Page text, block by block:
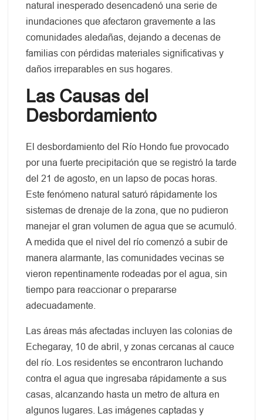
natural inesperado desencadenó una serie de
inundaciones que afectaron gravemente a las
comunidades aledañas, dejando a decenas de
familias con pérdidas materiales significativas y
daños irreparables en sus hogares.
Las Causas del
Desbordamiento
El desbordamiento del Río Hondo fue provocado
por una fuerte precipitación que se registró la tarde
del 21 de agosto, en un lapso de pocas horas.
Este fenómeno natural saturó rápidamente los
sistemas de drenaje de la zona, que no pudieron
manejar el gran volumen de agua que se acumuló.
A medida que el nivel del río comenzó a subir de
manera alarmante, las comunidades vecinas se
vieron repentinamente rodeadas por el agua, sin
tiempo para reaccionar o prepararse
adecuadamente.
Las áreas más afectadas incluyen las colonias de
Echegaray, 10 de abril, y zonas cercanas al cauce
del río. Los residentes se encontraron luchando
contra el agua que ingresaba rápidamente a sus
casas, alcanzando hasta un metro de altura en
algunos lugares. Las imágenes captadas y